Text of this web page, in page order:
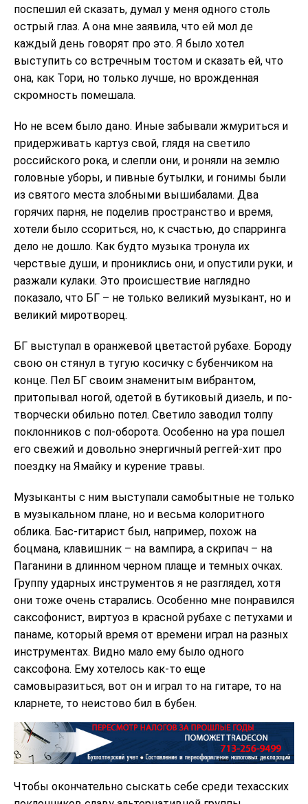
поспешил ей сказать, думал у меня одного столь
острый глаз. А она мне заявила, что ей мол де
каждый день говорят про это. Я было хотел
выступить со встречным тостом и сказать ей, что
она, как Тори, но только лучше, но врожденная
скромность помешала.
Но не всем было дано. Иные забывали жмуриться и
придерживать картуз свой, глядя на светило
российского рока, и слепли они, и роняли на землю
головные уборы, и пивные бутылки, и гонимы были
из святого места злобными вышибалами. Два
горячих парня, не поделив пространство и время,
хотели было ссориться, но, к счастью, до спарринга
дело не дошло. Как будто музыка тронула их
черствые души, и прониклись они, и опустили руки, и
разжали кулаки. Это происшествие наглядно
показало, что БГ – не только великий музыкант, но и
великий миротворец.
БГ выступал в оранжевой цветастой рубахе. Бороду
свою он стянул в тугую косичку с бубенчиком на
конце. Пел БГ своим знаменитым вибрантом,
притопывал ногой, одетой в бутиковый дизель, и по-
творчески обильно потел. Светило заводил толпу
поклонников с пол-оборота. Особенно на ура пошел
его свежий и довольно энергичный реггей-хит про
поездку на Ямайку и курение травы.
Музыканты с ним выступали самобытные не только
в музыкальном плане, но и весьма колоритного
облика. Бас-гитарист был, например, похож на
боцмана, клавишник – на вампира, а скрипач – на
Паганини в длинном черном плаще и темных очках.
Группу ударных инструментов я не разглядел, хотя
они тоже очень старались. Особенно мне понравился
саксофонист, виртуоз в красной рубахе с петухами и
панаме, который время от времени играл на разных
инструментах. Видно мало ему было одного
саксофона. Ему хотелось как-то еще
самовыразиться, вот он и играл то на гитаре, то на
кларнете, то неистово бил в бубен.
Чтобы окончательно сыскать себе среди техасских